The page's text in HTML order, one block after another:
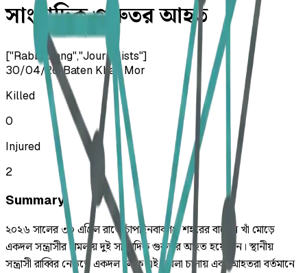
সাংবাদিক গুরুতর আহত
["Rabbi Gang","Journalists"]
30/04/26 •Baten Khan Mor
Killed
0
Injured
2
Summary
২০২৬ সালের ৩০ এপ্রিল রাতে চাঁপাইনবাবগঞ্জ শহরের বাতেন খাঁ মোড়ে
একদল সন্ত্রাসীর হামলায় দুই সাংবাদিক গুরুতর আহত হয়েছেন। স্থানীয়
সন্ত্রাসী রাব্বির নেতৃত্বে একদল লোক এই হামলা চালায় এবং আহতরা বর্তমানে